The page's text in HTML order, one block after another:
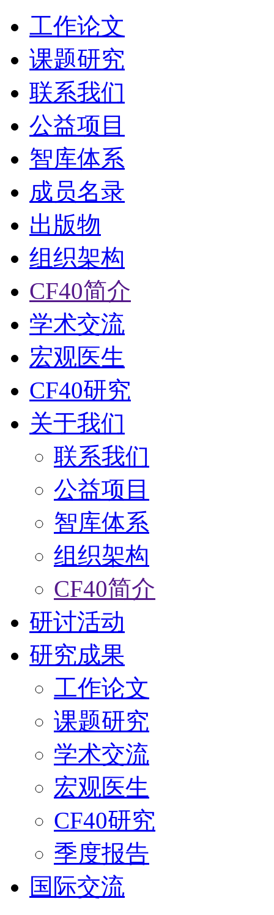
工作论文
课题研究
联系我们
公益项目
智库体系
成员名录
出版物
组织架构
CF40简介
学术交流
宏观医生
CF40研究
关于我们
联系我们
公益项目
智库体系
组织架构
CF40简介
研讨活动
研究成果
工作论文
课题研究
学术交流
宏观医生
CF40研究
季度报告
国际交流